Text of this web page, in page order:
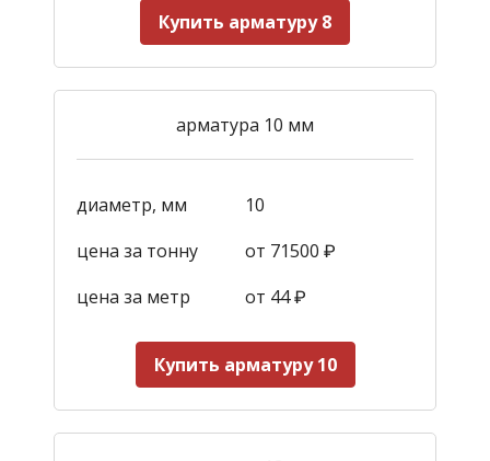
Купить арматуру 8
арматура 10 мм
диаметр, мм
10
цена за тонну
от 71500 ₽
цена за метр
от 44₽
Купить арматуру 10